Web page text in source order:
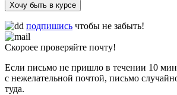
Хочу быть в курсе
подпишись чтобы не забыть!
Скороее проверяйте почту!
Если письмо не пришло в течении 10
с нежелательной почтой, письмо
туда.